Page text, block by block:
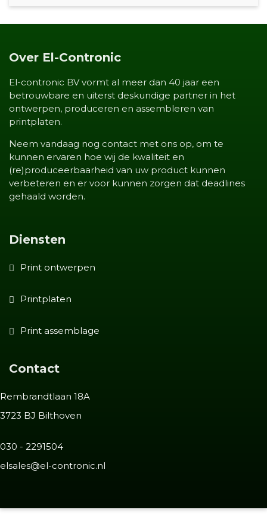
Over El-Contronic
El-contronic BV vormt al meer dan 40 jaar een
betrouwbare en uiterst deskundige partner in het
ontwerpen, produceren en assembleren van
printplaten.
Neem vandaag nog contact met ons op, om te
kunnen ervaren hoe wij de kwaliteit en
(re)produceerbaarheid van uw product kunnen
verbeteren en er voor kunnen zorgen dat deadlines
gehaald worden.
Diensten
Print ontwerpen
Printplaten
Print assemblage
Contact
Rembrandtlaan 18A
3723 BJ Bilthoven
030 - 2291504
elsales@el-contronic.nl